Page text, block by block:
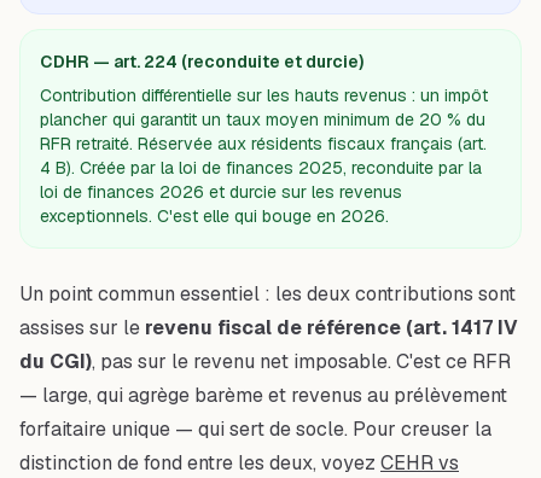
CDHR — art. 224 (reconduite et durcie)
Contribution différentielle sur les hauts revenus : un impôt
plancher qui garantit un taux moyen minimum de 20 % du
RFR retraité. Réservée aux résidents fiscaux français (art.
4 B). Créée par la loi de finances 2025, reconduite par la
loi de finances 2026 et durcie sur les revenus
exceptionnels. C'est elle qui bouge en 2026.
Un point commun essentiel : les deux contributions sont
assises sur le revenu fiscal de référence (art. 1417 IV
du CGI), pas sur le revenu net imposable. C'est ce RFR
— large, qui agrège barème et revenus au prélèvement
forfaitaire unique — qui sert de socle. Pour creuser la
distinction de fond entre les deux, voyez CEHR vs